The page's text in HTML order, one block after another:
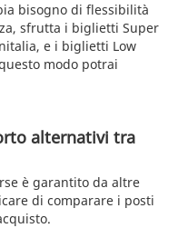
bisogno di flessibilità
sfrutta i biglietti Super
e i biglietti Low
modo potrai
alternativi tra
è garantito da altre
di comparare i posti